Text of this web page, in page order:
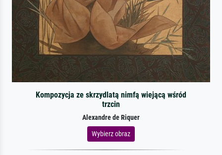
Kompozycja ze skrzydlatą nimfą wiejącą wśród
trzcin
Alexandre de Riquer
Wybierz obraz